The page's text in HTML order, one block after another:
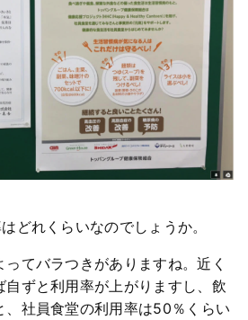
れくらいなのでしょうか。
てバラつきがありますね。近く
自ずと利用率が上がりますし、飲
、社員食堂の利用率は50％くらい